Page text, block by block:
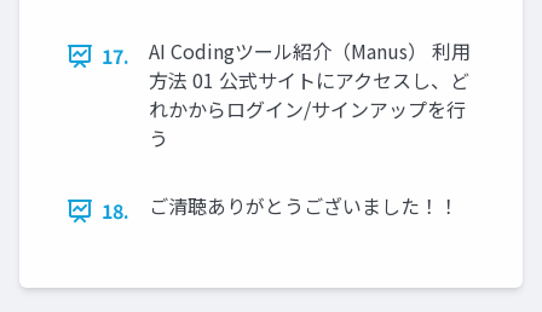
17.
AI Codingツール紹介（Manus） 利用
方法 01 公式サイトにアクセスし、ど
れかからログイン/サインアップを行
う
18. ご清聴ありがとうございました！！